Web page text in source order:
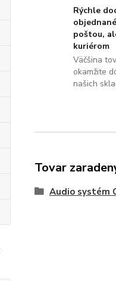
Rýchle
poštou,
kuriérom
Väčšina
okamžite
našich
Tovar
Audio systém